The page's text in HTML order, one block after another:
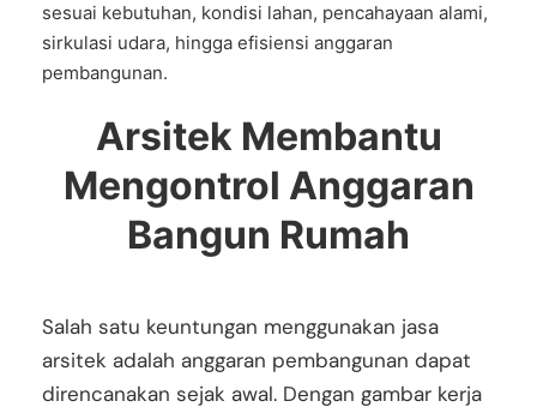
sesuai kebutuhan, kondisi lahan, pencahayaan alami,
sirkulasi udara, hingga efisiensi anggaran
pembangunan.
Arsitek Membantu
Mengontrol Anggaran
Bangun Rumah
Salah satu keuntungan menggunakan jasa
arsitek adalah anggaran pembangunan dapat
direncanakan sejak awal. Dengan gambar kerja